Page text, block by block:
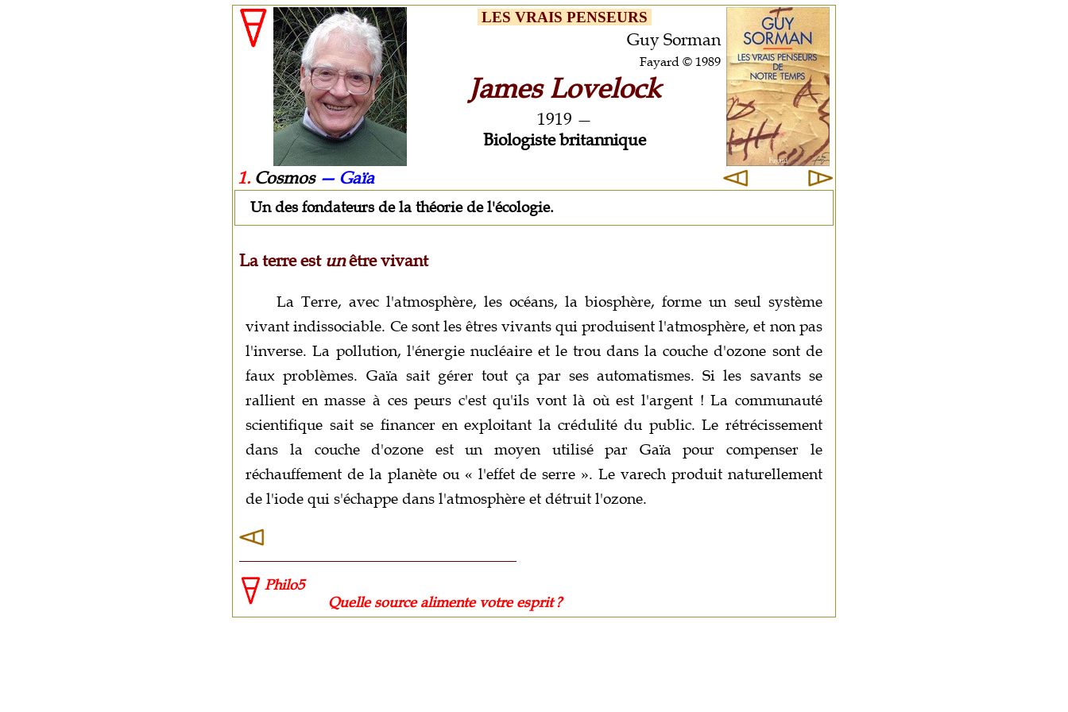
LES VRAIS PENSEURS
Guy Sorman
Fayard © 1989
James Lovelock
1919 —
Biologiste britannique
1. Cosmos — Gaïa
Un des fondateurs de la théorie de l'écologie.
La terre est unêtre vivant
La Terre, avec l'atmosphère, les océans, la biosphère, forme un seul système
vivant indissociable. Ce sont les êtres vivants qui produisent l'atmosphère, et non pas
l'inverse. La pollution, l'énergie nucléaire et le trou dans la couche d'ozone sont de
faux problèmes. Gaïa sait gérer tout ça par ses automatismes. Si les savants se
rallient en masse à ces peurs c'est qu'ils vont là où est l'argent ! La communauté
scientifique sait se financer en exploitant la crédulité du public. Le rétrécissement
dans la couche d'ozone est un moyen utilisé par Gaïa pour compenser le
réchauffement de la planète ou « l'effet de serre ». Le varech produit naturellement
de l'iode qui s'échappe dans l'atmosphère et détruit l'ozone.
Philo5
Quelle source alimente votre esprit ?